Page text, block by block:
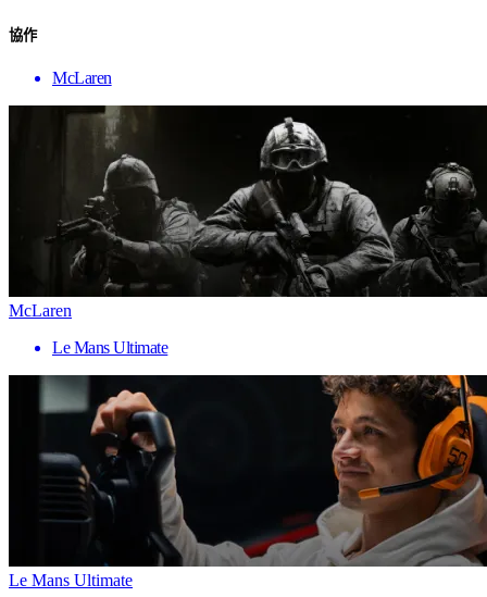
協作
McLaren
McLaren
Le Mans Ultimate
Le Mans Ultimate